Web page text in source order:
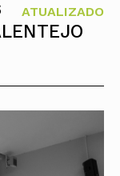
ATUALIZADO